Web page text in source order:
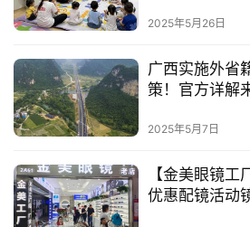
2025年5月26日
广西实施外省
策！官方详解
2025年5月7日
【金美眼镜
优惠配镜活动